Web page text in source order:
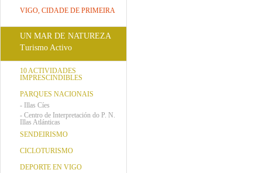
VIGO, CIDADE DE PRIMEIRA
UN MAR DE NATUREZA
Turismo Activo
10 ACTIVIDADES
IMPRESCINDIBLES
PARQUES NACIONAIS
- Illas Cíes
- Centro de Interpretación do P. N.
Illas Atlánticas
SENDEIRISMO
CICLOTURISMO
DEPORTE EN VIGO